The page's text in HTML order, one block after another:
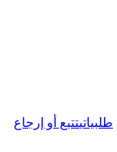
طلبياتيتتبع أو إرجاع